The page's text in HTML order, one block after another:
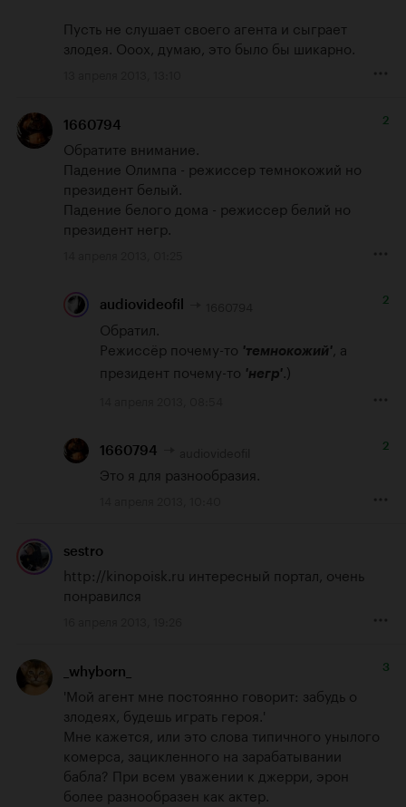
Пусть не слушает своего агента и сыграет
злодея. Ооох, думаю, это было бы шикарно.
1660794 2
Обратите внимание.
Падение Олимпа - режиссер темнокожий но
президент белый.
Падение белого дома - режиссер белий но
президент негр.
audiovideofil 2
Обратил.
Режиссёр почему-то 'темнокожий' , а
президент почему-то 'негр' .)
1660794 2
Это я для разнообразия.
sestro
http://kinopoisk.ru интересный портал, очень
понравился
_whyborn_ 3
'Мой агент мне постоянно говорит: забудь о
злодеях, будешь играть героя.'
Мне кажется, или это слова типичного унылого
комерса, зацикленного на зарабатывании
бабла? При всем уважении к джерри, эрон
более разнообразен как актер.